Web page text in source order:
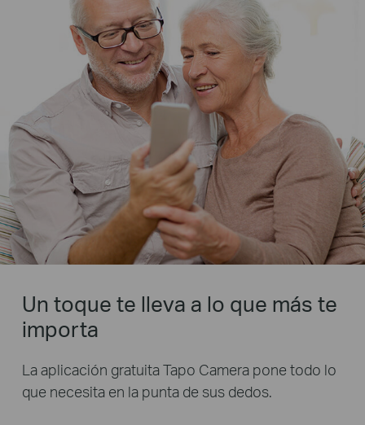
Un toque te lleva a lo que más te
importa
La aplicación gratuita Tapo Camera pone todo lo
que necesita en la punta de sus dedos.